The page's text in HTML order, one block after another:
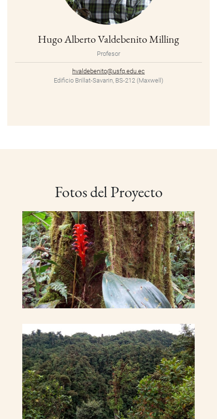
Hugo Alberto Valdebenito Milling
Profesor
hvaldebenito@usfq.edu.ec
Edificio Brillat-Savarin, BS-212 (Maxwell)
Fotos del Proyecto